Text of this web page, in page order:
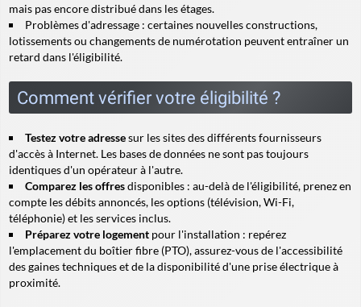
mais pas encore distribué dans les étages.
Problèmes d'adressage : certaines nouvelles constructions,
lotissements ou changements de numérotation peuvent entraîner un
retard dans l'éligibilité.
Comment vérifier votre éligibilité ?
Testez votre adressesur les sites des différents fournisseurs
d'accès à Internet. Les bases de données ne sont pas toujours
identiques d'un opérateur à l'autre.
Comparez les offresdisponibles : au-delà de l'éligibilité, prenez en
compte les débits annoncés, les options (télévision, Wi-Fi,
téléphonie) et les services inclus.
Préparez votre logement pour l'installation : repérez
l'emplacement du boîtier fibre (PTO), assurez-vous de l'accessibilité
des gaines techniques et de la disponibilité d'une prise électrique à
proximité.